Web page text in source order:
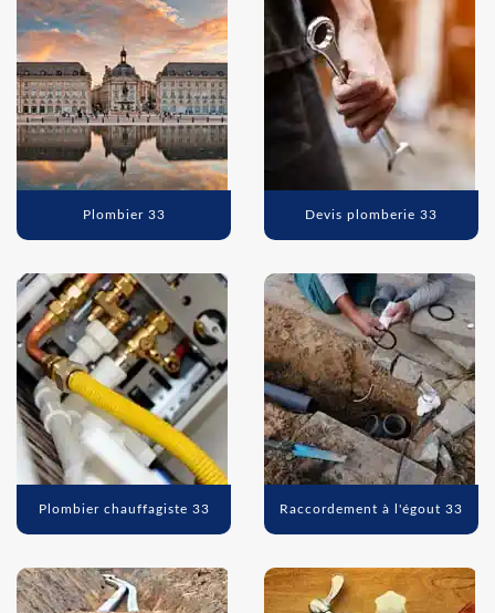
Plombier 33 Devis plomberie 33
Plombier chauffagiste 33 Raccordement à l'égout 33